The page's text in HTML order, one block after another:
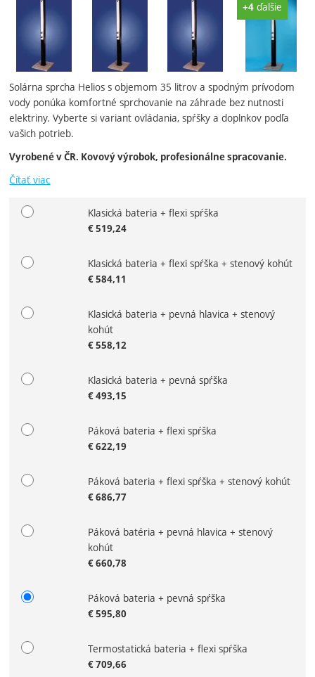
Fotografie +4 ďalšie
Solárna sprcha Helios s objemom 35 litrov a spodným prívodom
vody ponúka komfortné sprchovanie na záhrade bez nutnosti
elektriny. Vyberte si variant ovládania, spŕšky a doplnkov podľa
vašich potrieb.
Vyrobené v ČR. Kovový výrobok, profesionálne spracovanie.
Čítať viac
Zvoľte variantKlasická bateria + flexi spŕška
€519,24
Klasická bateria + flexi spŕška + stenový kohút
€584,11
Klasická bateria + pevná hlavica + stenový
kohút
€558,12
Klasická bateria + pevná spŕška
€493,15
Páková bateria + flexi spŕška
€622,19
Páková bateria + flexi spŕška + stenový kohút
€686,77
Páková batéria + pevná hlavica + stenový
kohút
€660,78
Páková bateria + pevná spŕška
€595,80
Termostatická bateria + flexi spŕška
€709,66